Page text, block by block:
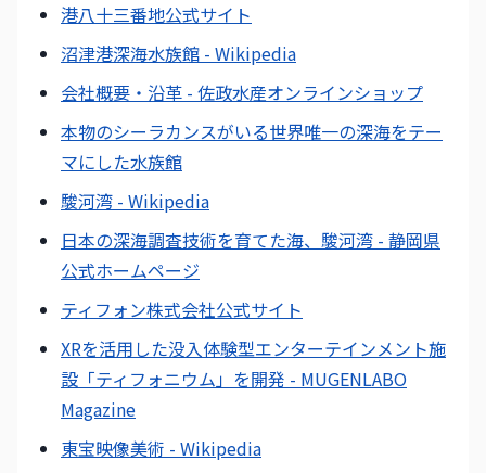
港八十三番地公式サイト
沼津港深海水族館 - Wikipedia
会社概要・沿革 - 佐政水産オンラインショップ
本物のシーラカンスがいる世界唯一の深海をテー
マにした水族館
駿河湾 - Wikipedia
日本の深海調査技術を育てた海、駿河湾 - 静岡県
公式ホームページ
ティフォン株式会社公式サイト
XRを活用した没入体験型エンターテインメント施
設「ティフォニウム」を開発 - MUGENLABO
Magazine
東宝映像美術 - Wikipedia